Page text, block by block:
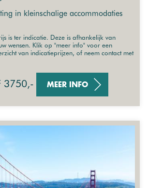
in kleinschalige accommodaties
is ter indicatie. Deze is afhankelijk van
wensen. Klik op "meer info" voor een
van indicatieprijzen, of neem contact met
3750,- MEER INFO